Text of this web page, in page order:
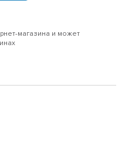
магазина и может